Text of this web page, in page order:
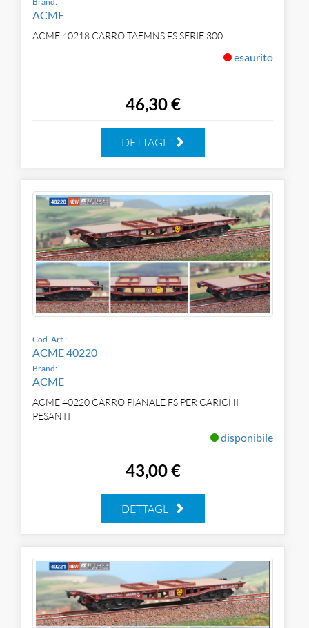
ACME
ACME 40218 CARRO TAEMNS FS SERIE 300
esaurito
46,30 €
DETTAGLI
Cod. Art.:
ACME 40220
Brand:
ACME
ACME 40220 CARRO PIANALE FS PER CARICHI
PESANTI
disponibile
43,00 €
DETTAGLI